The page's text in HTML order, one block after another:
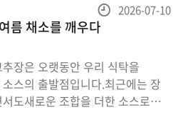
름 채소를 깨우다
장은 오랫동안 우리 식탁을
스의 출발점입니다.최근에는 장
도새로운 조합을 더한 소스로
등
2026-07-10